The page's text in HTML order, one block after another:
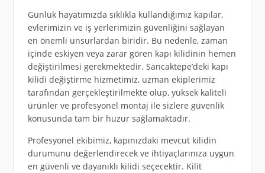
Günlük hayatımızda sıklıkla kullandığımız kapılar,
evlerimizin ve iş yerlerimizin güvenliğini sağlayan
en önemli unsurlardan biridir. Bu nedenle, zaman
içinde eskiyen veya zarar gören kapı kilidinin hemen
değiştirilmesi gerekmektedir. Sancaktepe’deki kapı
kilidi değiştirme hizmetimiz, uzman ekiplerimiz
tarafından gerçekleştirilmekte olup, yüksek kaliteli
ürünler ve profesyonel montaj ile sizlere güvenlik
konusunda tam bir huzur sağlamaktadır.
Profesyonel ekibimiz, kapınızdaki mevcut kilidin
durumunu değerlendirecek ve ihtiyaçlarınıza uygun
en güvenli ve dayanıklı kilidi seçecektir. Kilit